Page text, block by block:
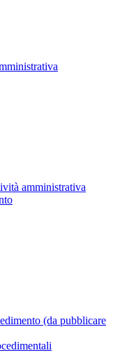
amministrativa
(da pubblicare